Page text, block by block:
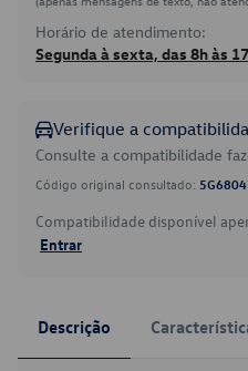
Horário de atendimento:
Segunda à sexta, das 8h às
Verifique a
Consulte a compatibilidade
Código original consultado:
Compatibilidade disponível
Entrar
Descrição